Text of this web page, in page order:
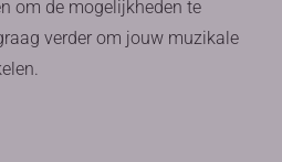
om de mogelijkheden te
verder om jouw muzikale